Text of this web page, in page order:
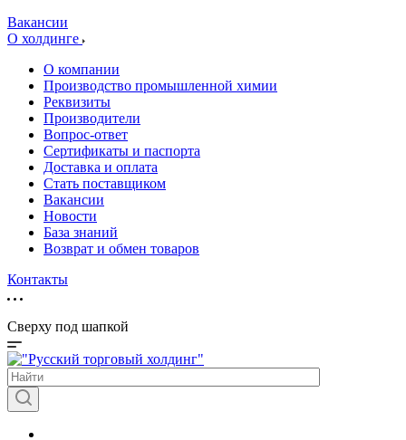
Вакансии
О холдинге
О компании
Производство промышленной химии
Реквизиты
Производители
Вопрос-ответ
Сертификаты и паспорта
Доставка и оплата
Стать поставщиком
Вакансии
Новости
База знаний
Возврат и обмен товаров
Контакты
Сверху под шапкой